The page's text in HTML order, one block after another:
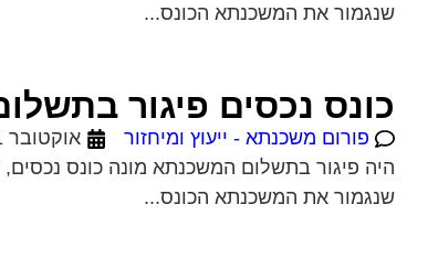
שנגמור את המשכנתא הכונס...
כונס נכסים פיגור
פורום משכנתא - ייעוץ ומיחזור
אוקטובר 11, 2004
היה פיגור בתשלום המשכנתא מונה כונס
שנגמור את המשכנתא הכונס...